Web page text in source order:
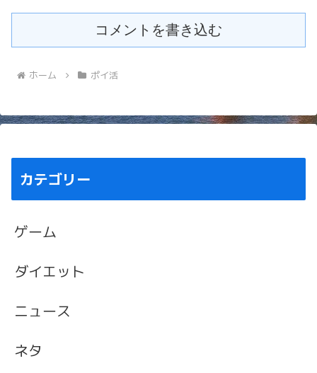
コメントを書き込む
ホーム ポイ活
カテゴリー
ゲーム
ダイエット
ニュース
ネタ